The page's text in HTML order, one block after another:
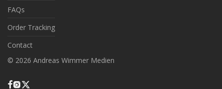
FAQs
Order Tracking
Contact
© 2026 Andreas Wimmer Medien